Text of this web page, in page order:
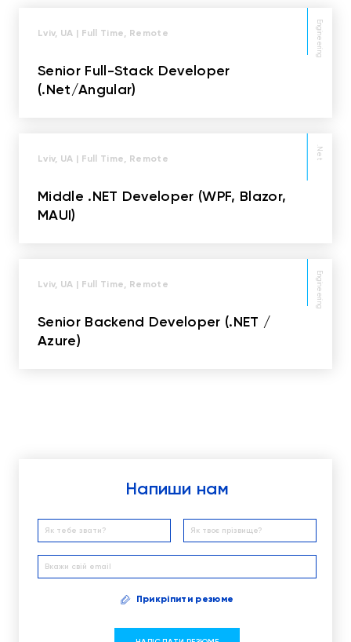
Lviv, UA | Full Time, Remote
Senior Full-Stack Developer
(.Net/Angular)
Engineering
Lviv, UA | Full Time, Remote
Middle .NET Developer (WPF, Blazor,
MAUI)
.Net
Lviv, UA | Full Time, Remote
Senior Backend Developer (.NET /
Azure)
Engineering
Напиши нам
Прикріпити резюме